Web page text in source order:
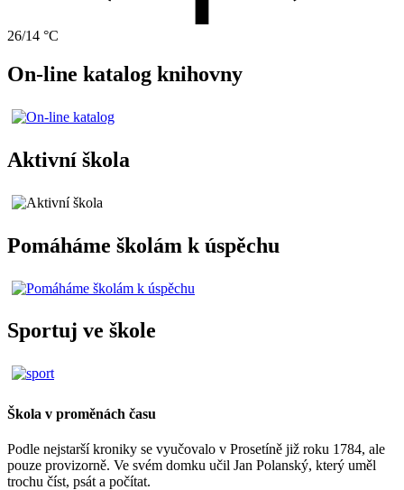
26/14 °C
On-line katalog knihovny
Aktivní škola
Pomáháme školám k úspěchu
Sportuj ve škole
Škola v proměnách času
Podle nejstarší kroniky se vyučovalo v Prosetíně již roku 1784, ale
pouze provizorně. Ve svém domku učil Jan Polanský, který uměl
trochu číst, psát a počítat.